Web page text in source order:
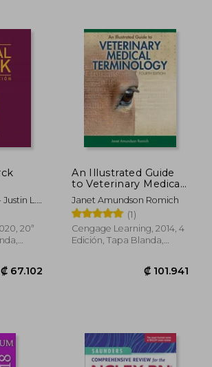
L.
Lynn -
20ª
An Illustrated Guide
to Veterinary Medical
Terminology Fourth
Edition (en Inglés)
Janet Amundson Romich
(1)
Cengage Learning, 2014, 4
Edición, Tapa Blanda,